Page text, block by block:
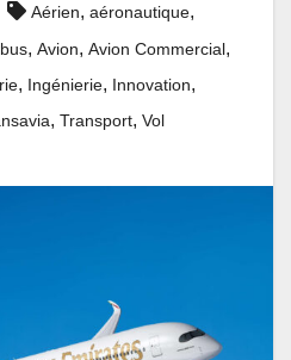
Aérien, aéronautique,
, Avion, Avion Commercial,
, Ingénierie, Innovation,
, Transport, Vol